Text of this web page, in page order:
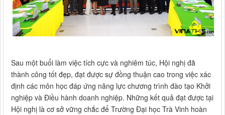
Sau một buổi làm việc tích cực và nghiêm túc, Hội nghị đã
thành công tốt đẹp, đạt được sự đồng thuận cao trong việc xác
định các môn học đáp ứng năng lực chương trình đào tạo Khởi
nghiệp và Điều hành doanh nghiệp. Những kết quả đạt được tại
Hội nghị là cơ sở vững chắc để Trường Đại học Trà Vinh hoàn